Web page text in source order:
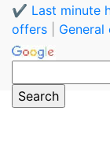
✔️ Last minute
offers